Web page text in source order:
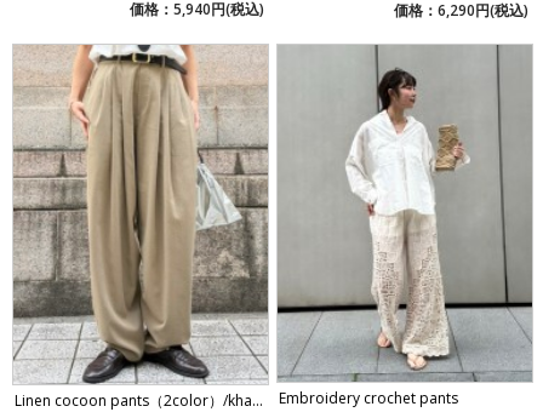
価格：5,940円(税込)
価格：6,290円(税込)
Linen cocoon pants（2color）/kha...
Embroidery crochet pants